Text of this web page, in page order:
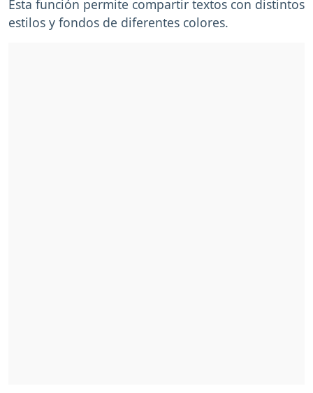
Esta función permite compartir textos con distintos
estilos y fondos de diferentes colores.